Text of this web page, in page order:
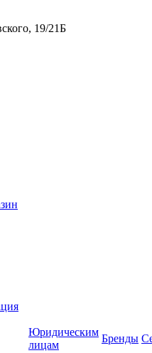
19/21Б
Юридическим
лицам
Бренды